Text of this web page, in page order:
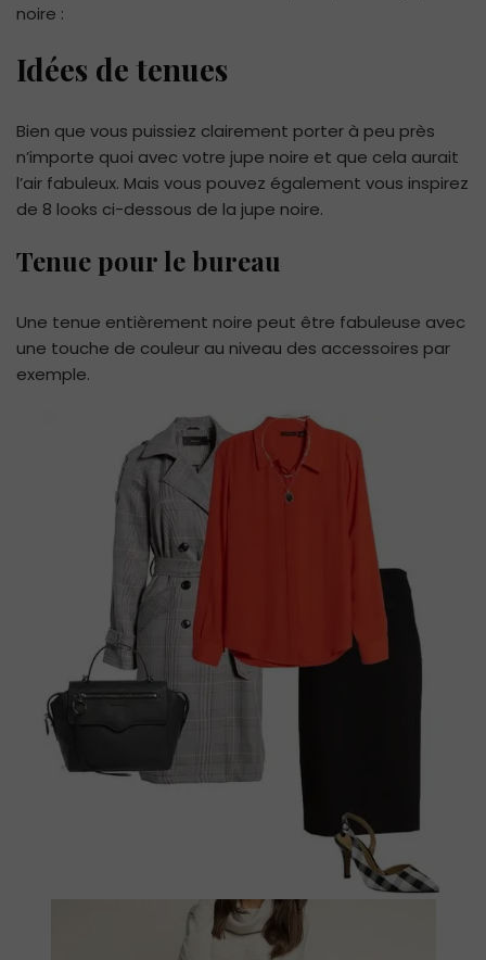
noire :
Idées de tenues
Bien que vous puissiez clairement porter à peu près
n’importe quoi avec votre jupe noire et que cela aurait
l’air fabuleux. Mais vous pouvez également vous inspirez
de 8 looks ci-dessous de la jupe noire.
Tenue pour le bureau
Une tenue entièrement noire peut être fabuleuse avec
une touche de couleur au niveau des accessoires par
exemple.